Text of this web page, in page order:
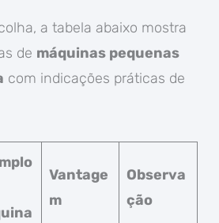
a tabela abaixo mostra
de máquinas pequenas
com indicações práticas de
Vantage
m
Observa
ção